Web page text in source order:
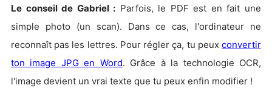
Le conseil de Gabriel : Parfois, le PDF est en fait une
simple photo (un scan). Dans ce cas, l'ordinateur ne
reconnaît pas les lettres. Pour régler ça, tu peux convertir
ton image JPG en Word. Grâce à la technologie OCR,
l'image devient un vrai texte que tu peux enfin modifier !